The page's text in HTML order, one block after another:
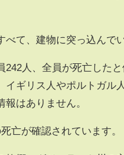
て、建物に突っ込んで
人、全員が死亡したと
ギリス人やポルトガル
報はありません。
亡が確認されています。